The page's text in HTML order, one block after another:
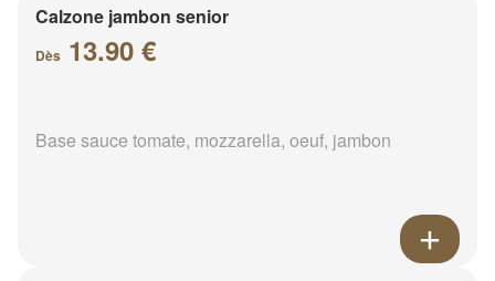
Calzone jambon senior
Dès 13.90 €
Base sauce tomate, mozzarella, oeuf, jambon